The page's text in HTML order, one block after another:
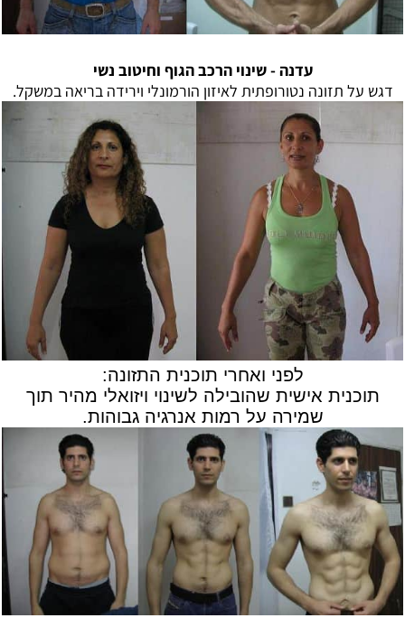
עדנה -שינוי הרכב הגוף וחיטוב נשי
דגש על תזונה נטורופתית לאיזון הורמונלי וירידה בריאה במשקל.
לפני ואחרי תוכנית התזונה:
תוכנית אישית שהובילה לשינוי ויזואלי מהיר תוך
שמירה על רמות אנרגיה גבוהות.